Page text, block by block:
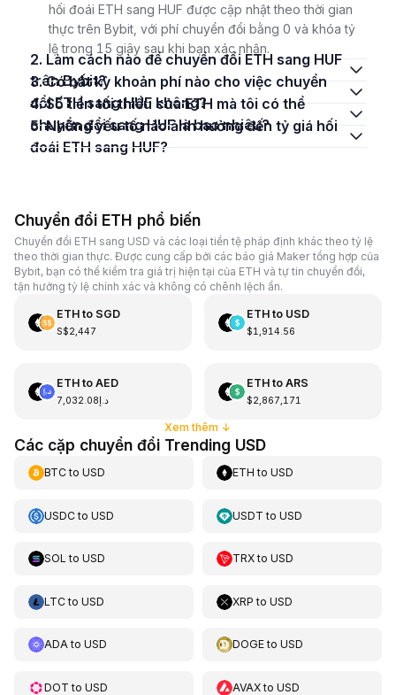
hối đoái ETH sang HUF được cập nhật theo thời gian
thực trên Bybit, với phí chuyển đổi bằng 0 và khóa tỷ
lệ trong 15 giây sau khi bạn xác nhận.
2. Làm cách nào để chuyển đổi ETH sang HUF
trên Bybit?
3. Có bất kỳ khoản phí nào cho việc chuyển
đổi ETH sang HUF không?
4. Số tiền tối thiểu của ETH mà tôi có thể
chuyển đổi sang HUF là bao nhiêu?
5. Những yếu tố nào ảnh hưởng đến tỷ giá hối
đoái ETH sang HUF?
Chuyển đổi ETH phổ biến
Chuyển đổi ETH sang USD và các loại tiền tệ pháp định khác theo tỷ lệ
theo thời gian thực. Được cung cấp bởi các báo giá Maker tổng hợp của
Bybit, bạn có thể kiểm tra giá trị hiện tại của ETH và tự tin chuyển đổi,
tận hưởng tỷ lệ chính xác và không có chênh lệch ẩn.
ETHto SGD
S$2,447
ETHto USD
$1,914.56
ETHto AED
د.إ7,032.08
ETHto ARS
$2,867,171
Xem thêm ↓
Các cặp chuyển đổi Trending USD
BTCto USD ETH toUSD
USDCto USD USDT toUSD
SOL to USD TRXtoUSD
LTCto USD XRP toUSD
ADAto USD DOGEtoUSD
DOT to USD AVAXtoUSD